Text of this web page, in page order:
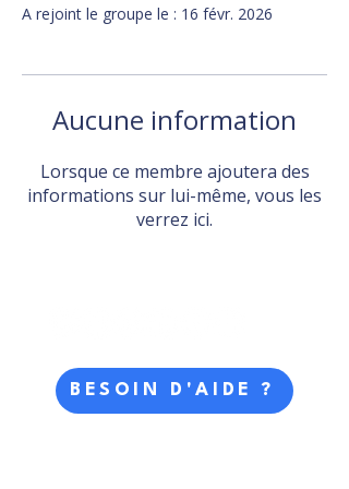
A rejoint le groupe le : 16 févr. 2026
Aucune information
Lorsque ce membre ajoutera des
informations sur lui-même, vous les
verrez ici.
BESOIN D'AIDE ?